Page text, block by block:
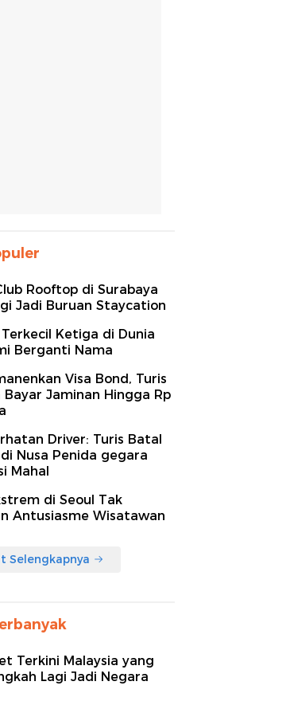
Rooftop di Surabaya
Jadi Buruan Staycation
Ketiga di Dunia
Berganti Nama
Visa Bond, Turis
Jaminan Hingga Rp
Driver: Turis Batal
Nusa Penida gegara
Mahal
di Seoul Tak
Antusiasme Wisatawan
Selengkapnya
Terkini Malaysia yang
Lagi Jadi Negara